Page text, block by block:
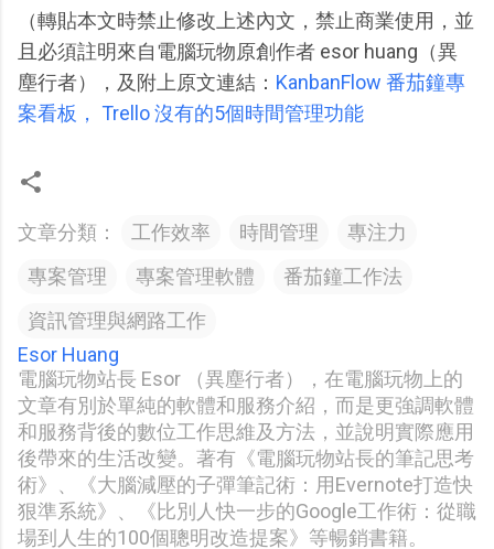
（轉貼本文時禁止修改上述內文，禁止商業使用，並
且必須註明來自電腦玩物原創作者 esor huang（異
塵行者），及附上原文連結： KanbanFlow 番茄鐘專
案看板， Trello 沒有的5個時間管理功能
文章分類： 工作效率 時間管理
專注力
專案管理
專案管理軟體
番茄鐘工作法
資訊管理與網路工作
Esor Huang
電腦玩物站長 Esor （異塵行者），在電腦玩物上的
文章有別於單純的軟體和服務介紹，而是更強調軟體
和服務背後的數位工作思維及方法，並說明實際應用
後帶來的生活改變。著有《電腦玩物站長的筆記思考
術》、《大腦減壓的子彈筆記術：用Evernote打造快
狠準系統》、《比別人快一步的Google工作術：從職
場到人生的100個聰明改造提案》等暢銷書籍。